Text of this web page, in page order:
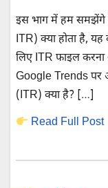
इस भाग में हम समझेंगे
ITR) क्या होता है,
लिए ITR फाइल करना
Google Trends पर
(ITR) क्या है? […]
Read Full Post